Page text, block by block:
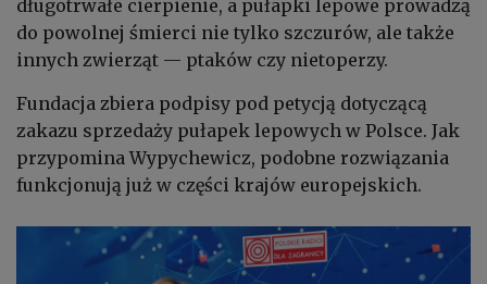
długotrwałe cierpienie, a pułapki lepowe prowadzą
do powolnej śmierci nie tylko szczurów, ale także
innych zwierząt — ptaków czy nietoperzy.
Fundacja zbiera podpisy pod petycją dotyczącą
zakazu sprzedaży pułapek lepowych w Polsce. Jak
przypomina Wypychewicz, podobne rozwiązania
funkcjonują już w części krajów europejskich.